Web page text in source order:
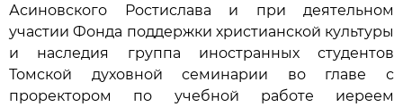
Асиновского Ростислава и при деятельном
участии Фонда поддержки христианской культуры
и наследия группа иностранных студентов
Томской духовной семинарии во главе с
проректором по учебной работе иереем